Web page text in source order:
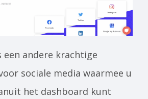
een andere krachtige
sociale media waarmee u
het dashboard kunt